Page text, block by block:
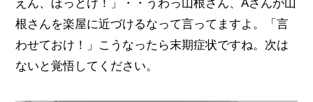
えん、ほっとけ！」・・うわっ山根さん、Aさんが山
根さんを楽屋に近づけるなって言ってますよ。「言
わせておけ！」こうなったら末期症状ですね。次は
ないと覚悟してください。